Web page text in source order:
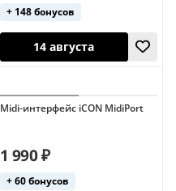
+ 148 бонусов
Midi-интерфейс iCON MidiPort
1 990 ₽
+ 60 бонусов